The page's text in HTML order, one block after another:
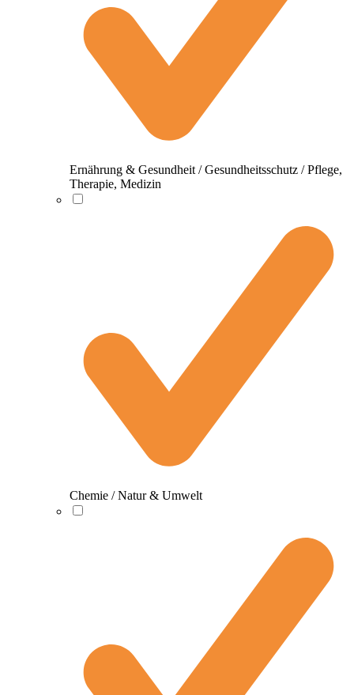
Ernährung & Gesundheit / Gesundheitsschutz / Pflege,
Therapie, Medizin
Chemie / Natur & Umwelt